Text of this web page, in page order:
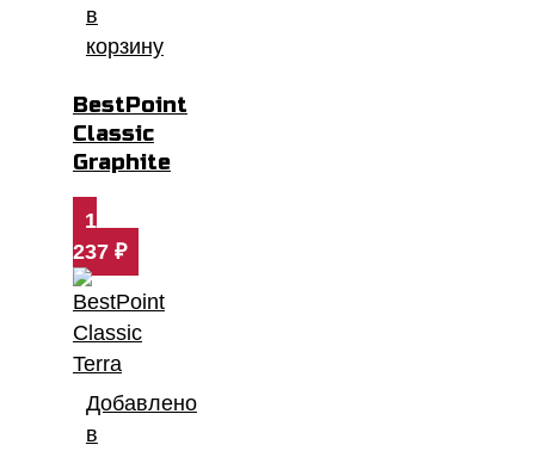
в
корзину
BestPoint
Classic
Graphite
1
237 ₽
Добавлено
в